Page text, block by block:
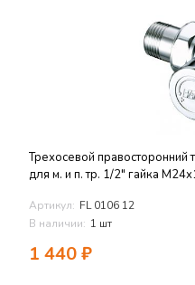
Трехосевой правосторонний
для м. и п. тр. 1/2" гайка
Артикул: FL 0106 12
В наличии: 1 шт
1 440₽